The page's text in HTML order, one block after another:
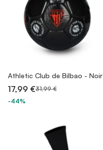
Athletic Club de Bilbao - Noir
17,99 €31,99 €
-44%